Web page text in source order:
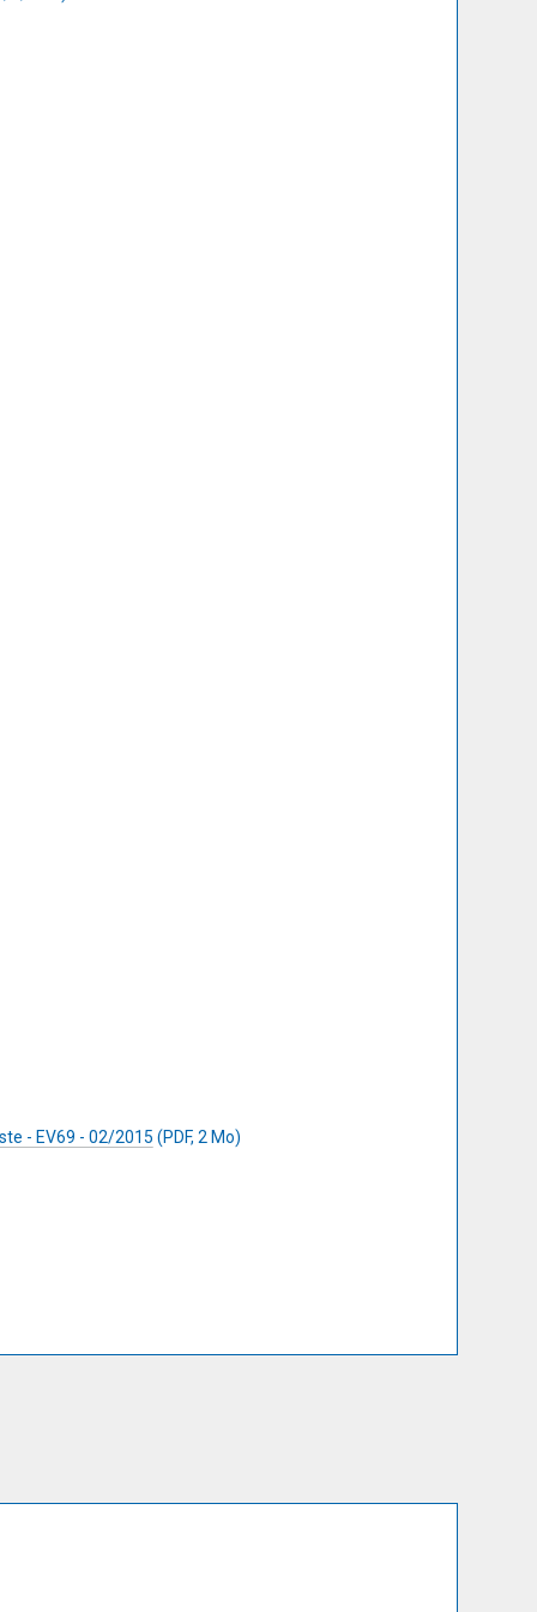
- EV69 - 02/2015 (PDF, 2 Mo)